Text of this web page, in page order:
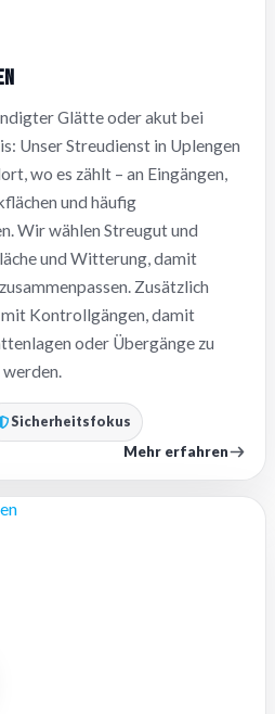
Glätte oder akut bei
Unser Streudienst in Uplengen
wo es zählt – an Eingängen,
und häufig
Wir wählen Streugut und
und Witterung, damit
Zusätzlich
Kontrollgängen, damit
oder Übergänge zu
werden.
Sicherheitsfokus
Mehr erfahren